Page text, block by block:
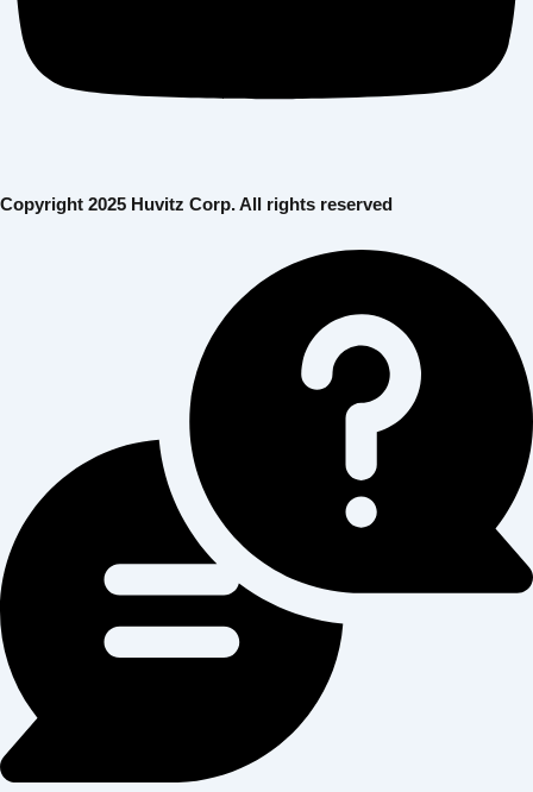
Copyright 2025 Huvitz Corp. All rights reserved